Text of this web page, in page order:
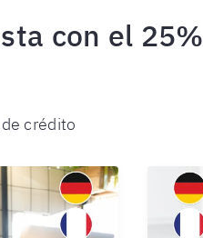
con el 25%
crédito